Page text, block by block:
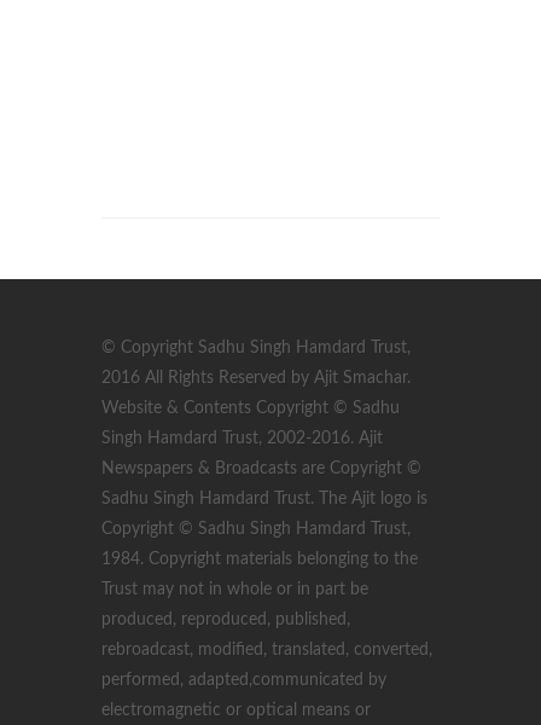
© Copyright Sadhu Singh Hamdard Trust,
2016 All Rights Reserved by Ajit Smachar.
Website & Contents Copyright © Sadhu
Singh Hamdard Trust, 2002-2016. Ajit
Newspapers & Broadcasts are Copyright ©
Sadhu Singh Hamdard Trust. The Ajit logo is
Copyright © Sadhu Singh Hamdard Trust,
1984. Copyright materials belonging to the
Trust may not in whole or in part be
produced, reproduced, published,
rebroadcast, modified, translated, converted,
performed, adapted,communicated by
electromagnetic or optical means or